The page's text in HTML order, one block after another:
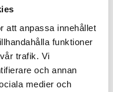
att anpassa innehållet
funktioner
trafik. Vi
och annan
medier och